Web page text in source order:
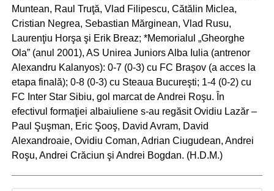
Muntean, Raul Truţă, Vlad Filipescu, Cătălin Miclea,
Cristian Negrea, Sebastian Mărginean, Vlad Rusu,
Laurenţiu Horşa şi Erik Breaz; *Memorialul „Gheorghe
Ola” (anul 2001), AS Unirea Juniors Alba Iulia (antrenor
Alexandru Kalanyos): 0-7 (0-3) cu FC Braşov (a acces la
etapa finală); 0-8 (0-3) cu Steaua Bucureşti; 1-4 (0-2) cu
FC Inter Star Sibiu, gol marcat de Andrei Roşu. În
efectivul formaţiei albaiuliene s-au regăsit Ovidiu Lazăr –
Paul Şuşman, Eric Şooş, David Avram, David
Alexandroaie, Ovidiu Coman, Adrian Ciugudean, Andrei
Roşu, Andrei Crăciun şi Andrei Bogdan. (H.D.M.)